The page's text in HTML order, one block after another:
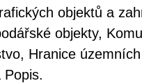
objektů a
objekty,
Hranice
Popis.